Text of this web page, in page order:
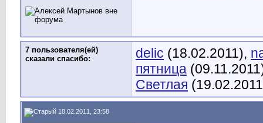
7 пользователя(ей)
сказали cпасибо:
delic (18.02.2011),
пятница
Светлая
18.02.2011, 23:58